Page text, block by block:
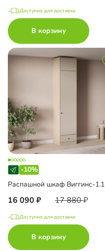
Доступно для доставки
В корзину
-10%
16 090 17 880
Доступно для доставки
В корзину